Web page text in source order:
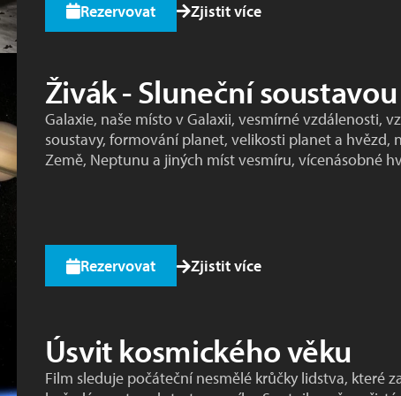
Rezervovat Zjistit více
Živák - Sluneční soustavou
Galaxie, naše místo v Galaxii, vesmírné vzdálenosti,
soustavy, formování planet, velikosti planet a hvězd,
Země, Neptunu a jiných míst vesmíru, vícenásobné
Rezervovat Zjistit více
Úsvit kosmického věku
Film sleduje počáteční nesmělé krůčky lidstva, které